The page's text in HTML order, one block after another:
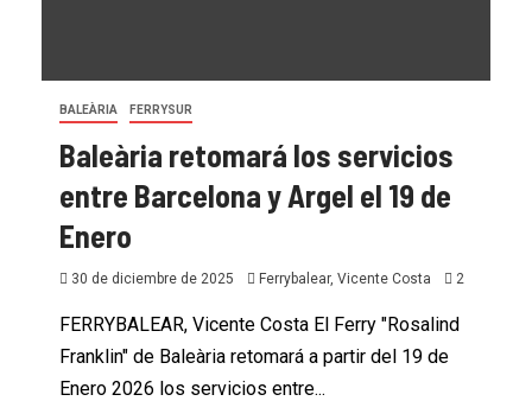
BALEÀRIA FERRYSUR
Baleària retomará los servicios
entre Barcelona y Argel el 19 de
Enero
30 de diciembre de 2025 Ferrybalear, Vicente Costa 2
FERRYBALEAR, Vicente Costa El Ferry "Rosalind
Franklin" de Baleària retomará a partir del 19 de
Enero 2026 los servicios entre...